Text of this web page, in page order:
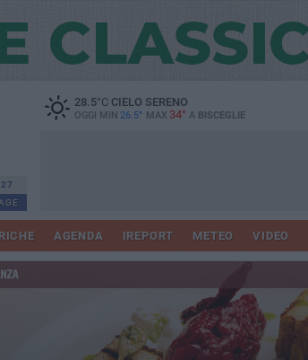
28.5°CCIELO SERENO
OGGI MIN 26.5° MAX 34° A BISCEGLIE
AGENDA IREPORT METEO VIDEO